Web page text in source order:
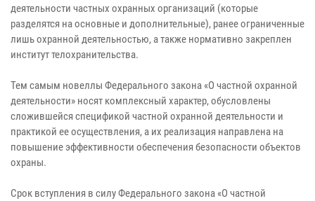
деятельности частных охранных организаций (которые
разделятся на основные и дополнительные), ранее ограниченные
лишь охранной деятельностью, а также нормативно закреплен
институт телохранительства.
Тем самым новеллы Федерального закона «О частной охранной
деятельности» носят комплексный характер, обусловлены
сложившейся спецификой частной охранной деятельности и
практикой ее осуществления, а их реализация направлена на
повышение эффективности обеспечения безопасности объектов
охраны.
Срок вступления в силу Федерального закона «О частной